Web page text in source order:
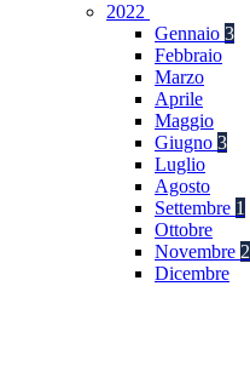
2022
Gennaio 3
Febbraio
Marzo
Aprile
Maggio
Giugno 3
Luglio
Agosto
Settembre 1
Ottobre
Novembre 2
Dicembre